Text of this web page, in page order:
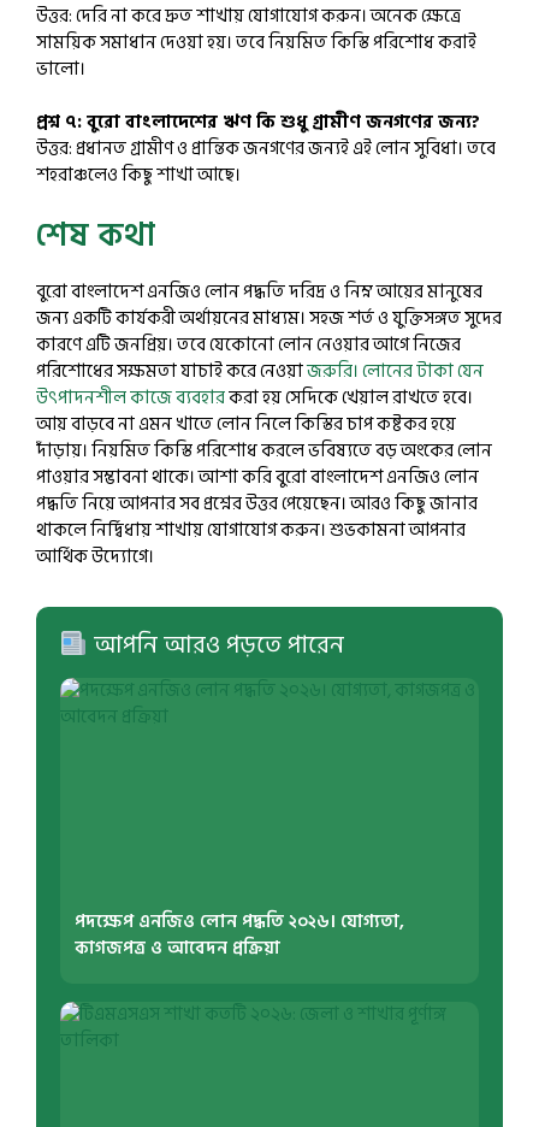
উত্তর: দেরি না করে দ্রুত শাখায় যোগাযোগ করুন। অনেক ক্ষেত্রে
সাময়িক সমাধান দেওয়া হয়। তবে নিয়মিত কিস্তি পরিশোধ করাই
ভালো।
প্রশ্ন ৭: বুরো বাংলাদেশের ঋণ কি শুধু গ্রামীণ জনগণের জন্য?
উত্তর: প্রধানত গ্রামীণ ও প্রান্তিক জনগণের জন্যই এই লোন সুবিধা। তবে
শহরাঞ্চলেও কিছু শাখা আছে।
শেষ কথা
বুরো বাংলাদেশ এনজিও লোন পদ্ধতি দরিদ্র ও নিম্ন আয়ের মানুষের
জন্য একটি কার্যকরী অর্থায়নের মাধ্যম। সহজ শর্ত ও যুক্তিসঙ্গত সুদের
কারণে এটি জনপ্রিয়। তবে যেকোনো লোন নেওয়ার আগে নিজের
পরিশোধের সক্ষমতা যাচাই করে নেওয়াজরুরি। লোনের টাকা যেন
উৎপাদনশীল কাজে ব্যবহারকরা হয় সেদিকে খেয়াল রাখতে হবে।
আয় বাড়বে না এমন খাতে লোন নিলে কিস্তির চাপ কষ্টকর হয়ে
দাঁড়ায়। নিয়মিত কিস্তি পরিশোধ করলে ভবিষ্যতে বড় অংকের লোন
পাওয়ার সম্ভাবনা থাকে। আশা করি বুরো বাংলাদেশ এনজিও লোন
পদ্ধতি নিয়ে আপনার সব প্রশ্নের উত্তর পেয়েছেন। আরও কিছু জানার
থাকলে নির্দ্বিধায় শাখায় যোগাযোগ করুন। শুভকামনা আপনার
আর্থিক উদ্যোগে।
আপনি আরও পড়তে পারেন
পদক্ষেপ এনজিও লোন পদ্ধতি ২০২৬। যোগ্যতা,
কাগজপত্র ও আবেদন প্রক্রিয়া